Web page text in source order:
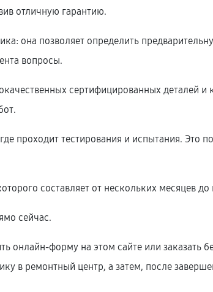
отличную гарантию.
она позволяет определить
вопросы.
сертифицированных деталей
проходит тестирования и испытания. Это
составляет от нескольких месяцев до
сейчас.
онлайн-форму на этом сайте или заказать
в ремонтный центр, а затем, после